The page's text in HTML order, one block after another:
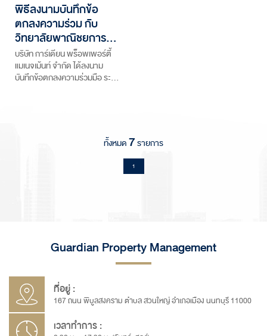
พิธีลงนามบันทึกข้อ
ตกลงความร่วม กับ
วิทยาลัยพาณิชยการ…
บริษัท การ์เดียน พร็อพเพอร์ตี้
แมเนจเม้นท์ จำกัด ได้ลงนาม
บันทึกข้อตกลงความร่วมมือ ระ…
ทั้งหมด7รายการ
1
Guardian Property Management
ที่อยู่ :
167 ถนน พิบูลสงคราม ตำบล สวนใหญ่ อำเภอเมือง นนทบุรี 11000
เวลาทำการ :